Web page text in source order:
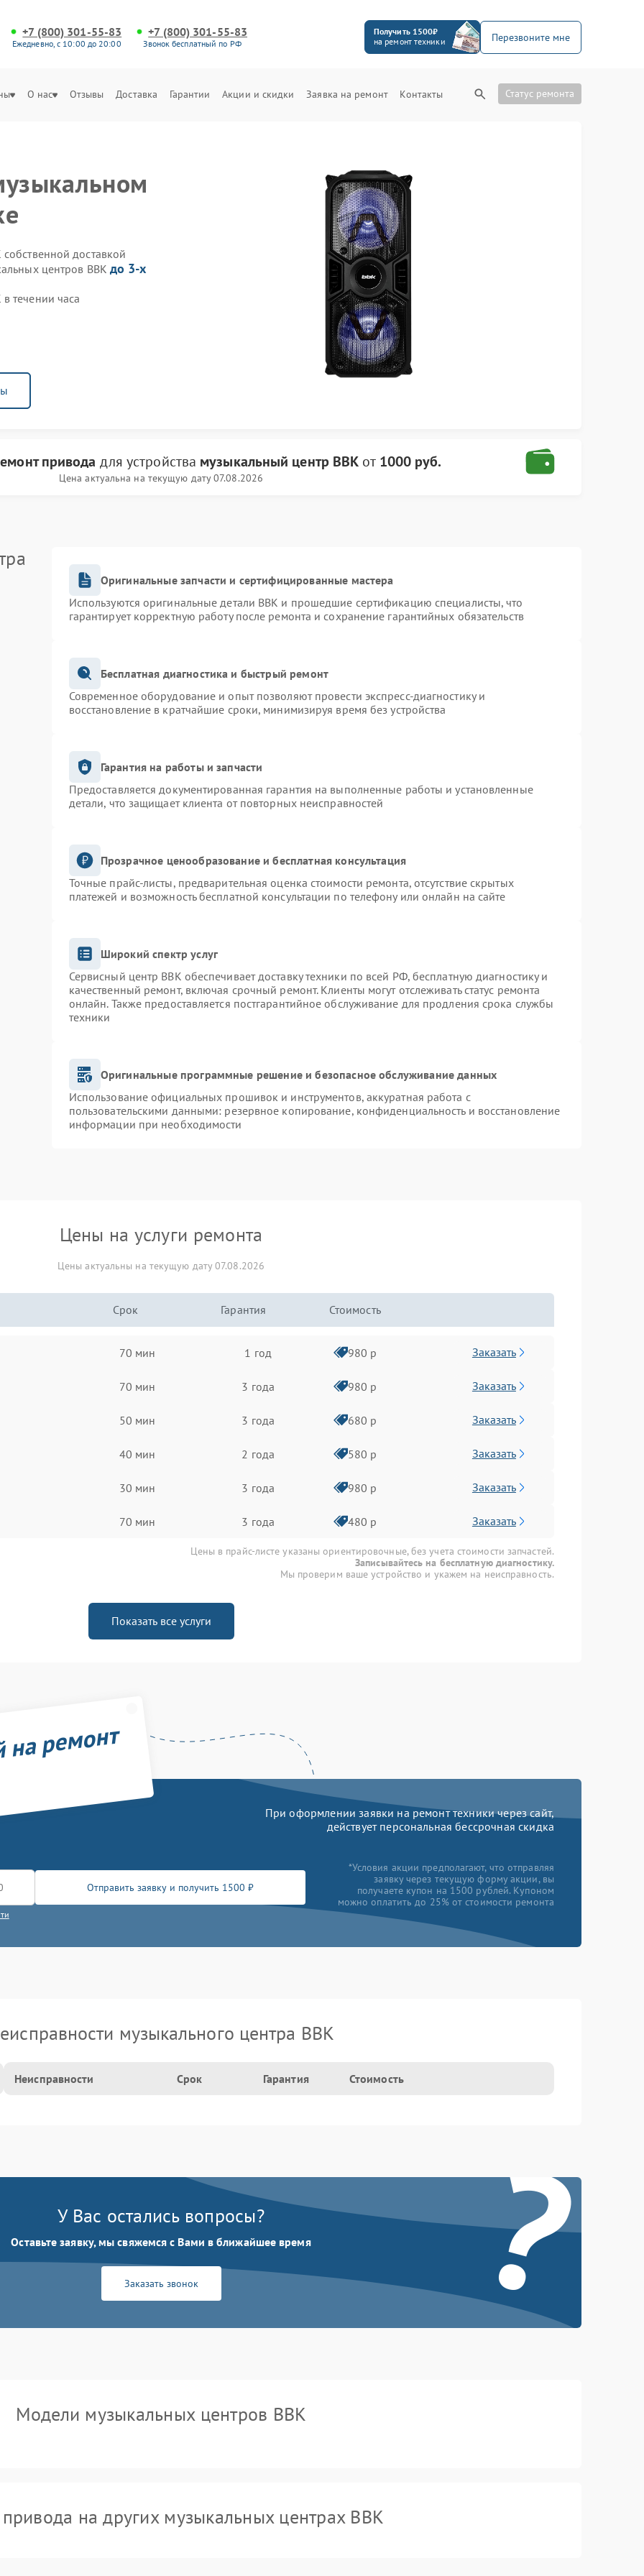
+7 (800) 301-55-83
Ежедневно, с 10:00 до 20:00
+7 (800) 301-55-83
Звонок бесплатный по РФ
Получить 1500₽
на ремонт техники
Перезвоните мне
О нас Отзывы Доставка Гарантии Акции и скидки Заявка на ремонт Контакты Статус ремонта
доставкой
центров BBK до 3-х
течении часа
привода для устройства музыкальный центр BBK от 1000 руб.
Цена актуальна на текущую дату 07.08.2026
Оригинальные запчасти и сертифицированные мастера
Используются оригинальные детали BBK и прошедшие сертификацию специалисты, что
гарантирует корректную работу после ремонта и сохранение гарантийных обязательств
Бесплатная диагностика и быстрый ремонт
Современное оборудование и опыт позволяют провести экспресс-диагностику и
восстановление в кратчайшие сроки, минимизируя время без устройства
Гарантия на работы и запчасти
Предоставляется документированная гарантия на выполненные работы и установленные
детали, что защищает клиента от повторных неисправностей
Прозрачное ценообразование и бесплатная консультация
Точные прайс-листы, предварительная оценка стоимости ремонта, отсутствие скрытых
платежей и возможность бесплатной консультации по телефону или онлайн на сайте
Широкий спектр услуг
Сервисный центр BBK обеспечивает доставку техники по всей РФ, бесплатную диагностику и
качественный ремонт, включая срочный ремонт. Клиенты могут отслеживать статус ремонта
онлайн. Также предоставляется постгарантийное обслуживание для продления срока службы
техники
Оригинальные программные решение и безопасное обслуживание данных
Использование официальных прошивок и инструментов, аккуратная работа с
пользовательскими данными: резервное копирование, конфиденциальность и восстановление
информации при необходимости
Цены на услуги ремонта
Цены актуальны на текущую дату 07.08.2026
Срок Гарантия Стоимость
70 мин 1 год 980 р Заказать
70 мин 3 года 980 р Заказать
50 мин 3 года 680 р Заказать
40 мин 2 года 580 р Заказать
30 мин 3 года 980 р Заказать
70 мин 3 года 480 р Заказать
Цены в прайс-листе указаны ориентировочные, без учета стоимости запчастей.
Записывайтесь на бесплатную диагностику.
Мы проверим ваше устройство и укажем на неисправность.
Показать все услуги
ремонт
При оформлении заявки на ремонт техники через сайт,
действует персональная бессрочная скидка
Отправить заявку и получить 1500 ₽
*Условия акции предполагают, что отправляя
заявку через текущую форму акции, вы
получаете купон на 1500 рублей. Купоном
можно оплатить до 25% от стоимости ремонта
музыкального центра BBK
Неисправности Срок Гарантия Стоимость
?
У Вас остались вопросы?
Оставьте заявку, мы свяжемся с Вами в ближайшее время
Заказать звонок
Модели музыкальных центров BBK
на других музыкальных центрах BBK